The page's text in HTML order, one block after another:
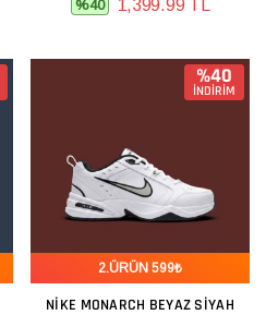
%40 1,399.99 TL
%40
İNDİRİM
2.ÜRÜN 599₺
NIKE MONARCH BEYAZ SIYAH